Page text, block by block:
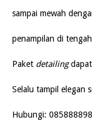
sampai mewah
penampilan di
Paket detailing
Selalu tampil elegan
Hubungi: